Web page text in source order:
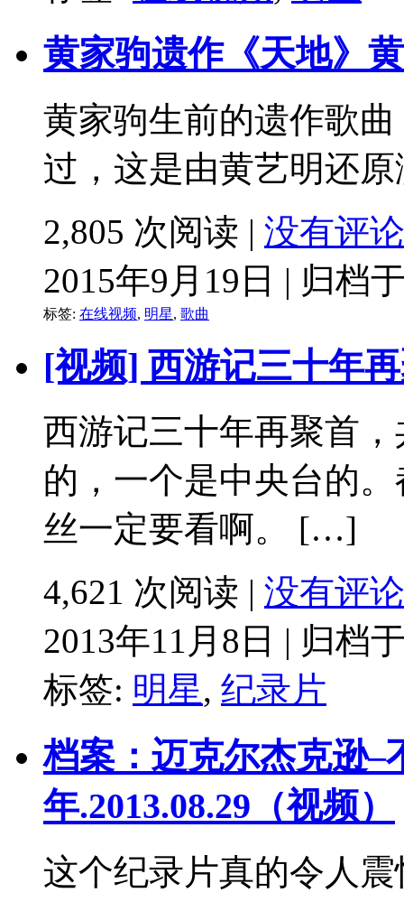
黄家驹遗作《天地》
黄家驹生前的遗作歌
过，这是由黄艺明还
2,805 次阅读 | 没有评论
2015年9月19日 | 归档
标签: 在线视频, 明星, 歌曲
[视频] 西游记三十年
西游记三十年再聚首
的，一个是中央台的
丝一定要看啊。 […]
4,621 次阅读 | 没有评论
2013年11月8日 | 归档
标签: 明星, 纪录片
档案：迈克尔杰克逊–
年.2013.08.29（视频）
这个纪录片真的令人